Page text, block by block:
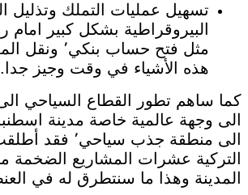
تسهيل عمليات التملك وتذليل
البيروقراطية بشكل كبير امام
مثل فتح حساب
هذه الأشياء في وقت وجيز جدا.
كما ساهم تطور القطاع السياحي
الى وجهة عالمية خاصة مدينة
الى منطقة جذب
التركية عشرات المشاريع الضخمة
المدينة وهذا ما سنتطرق له في